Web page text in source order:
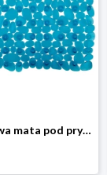
Antypoślizgowa mata pod prysznic Paradise Wenko,turkusowa